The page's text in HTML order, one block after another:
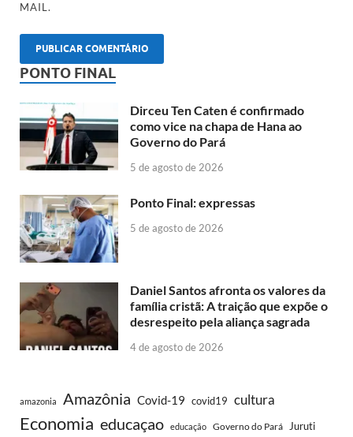
MAIL.
PONTO FINAL
Dirceu Ten Caten é confirmado
como vice na chapa de Hana ao
Governo do Pará
5 de agosto de 2026
Ponto Final: expressas
5 de agosto de 2026
Daniel Santos afronta os valores da
família cristã: A traição que expõe o
desrespeito pela aliança sagrada
4 de agosto de 2026
amazonia Amazônia Covid-19 covid19 cultura
Economia educaçao educação Governo do Pará Juruti